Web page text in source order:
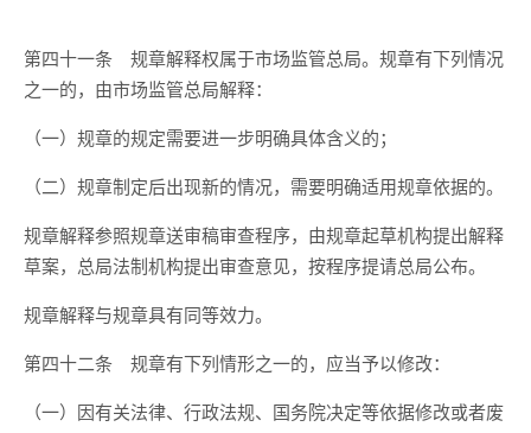
第四十一条 规章解释权属于市场监管总局。规章有下列情况
之一的，由市场监管总局解释：
（一）规章的规定需要进一步明确具体含义的；
（二）规章制定后出现新的情况，需要明确适用规章依据的。
规章解释参照规章送审稿审查程序，由规章起草机构提出解释
草案，总局法制机构提出审查意见，按程序提请总局公布。
规章解释与规章具有同等效力。
第四十二条 规章有下列情形之一的，应当予以修改：
（一）因有关法律、行政法规、国务院决定等依据修改或者废